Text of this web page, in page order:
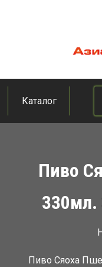
Азиатская лавка
Продукты из восточно-
Каталог
Пиво
330мл.
Пиво Сяоха